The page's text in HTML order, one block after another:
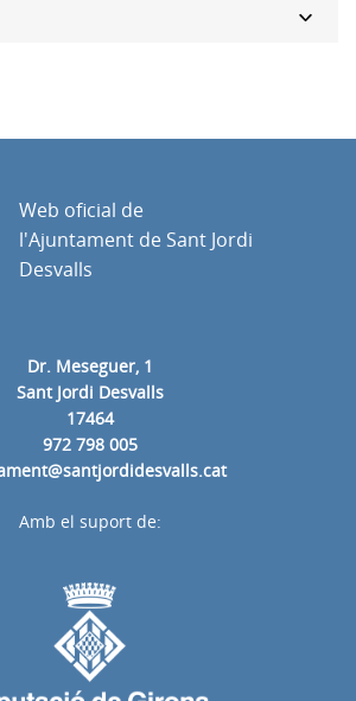
Dr. Meseguer, 1
Sant Jordi Desvalls
17464
972 798 005
Web oficial de
l'Ajuntament de Sant Jordi
Desvalls
Amb el suport de: